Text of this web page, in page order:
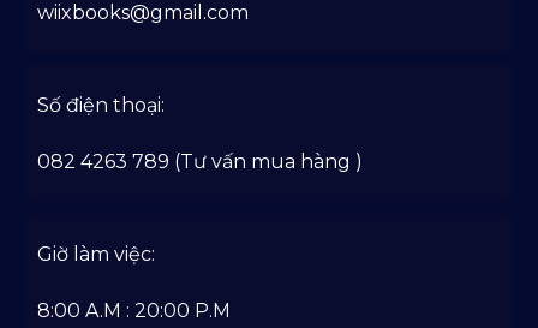
wiixbooks@gmail.com
Số điện thoại:
082 4263 789 (Tư vấn mua hàng )
Giờ làm việc:
8:00 A.M : 20:00 P.M